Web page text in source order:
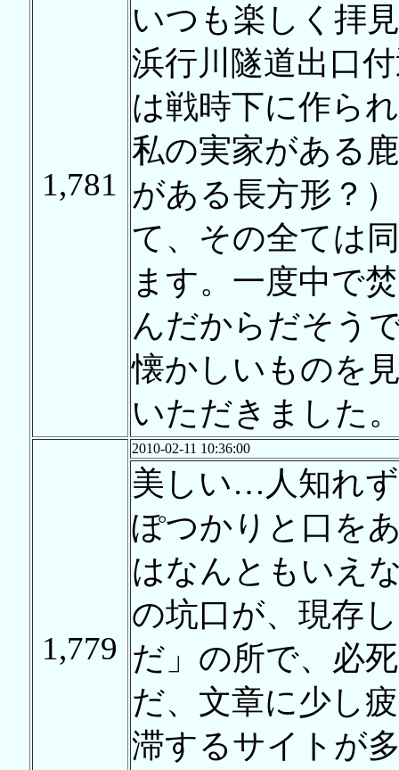
1,781
いつも楽しく拝
浜行川隧道出口
は戦時下に作ら
私の実家がある
がある長方形？
て、その全ては
ます。一度中で
んだからだそう
懐かしいものを
いただきました
1,779
2010-02-11 10:36:00
美しい…人知れ
ぽつかりと口を
はなんともいえ
の坑口が、現存
だ」の所で、必
だ、文章に少し
滞するサイトが